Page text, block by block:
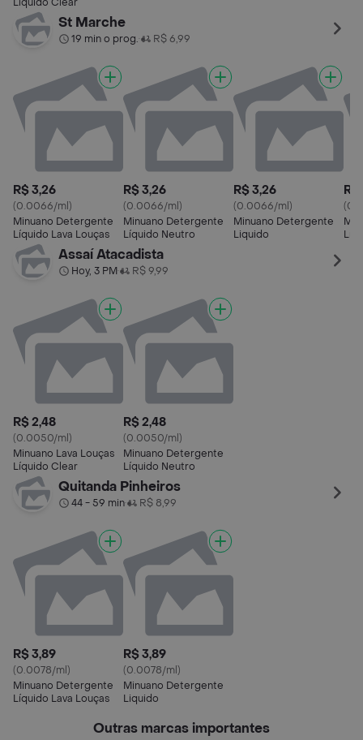
St Marche
19 min o prog.• R$ 6,99
R$ 3,26
(0.0066/ml)
Minuano Detergente
Líquido Lava Louças
R$ 3,26
(0.0066/ml)
Minuano Detergente
Líquido Neutro
R$ 3,26
(0.0066/ml)
Minuano Detergente
Liquido
R$
Assaí Atacadista
Hoy, 3 PM• R$ 9,99
R$ 2,48
(0.0050/ml)
Minuano Lava Louças
Líquido Clear
R$ 2,48
(0.0050/ml)
Minuano Detergente
Líquido Neutro
Quitanda Pinheiros
44 - 59 min• R$ 8,99
R$ 3,89
(0.0078/ml)
Minuano Detergente
Líquido Lava Louças
R$ 3,89
(0.0078/ml)
Minuano Detergente
Liquido
Outras marcas importantes